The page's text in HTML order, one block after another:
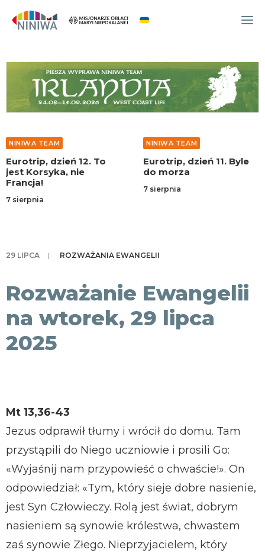
WYDARZENIA
O NAS
WSPÓLNOTA
NINIWA TEAM
FESTIWAL ŻYCIA
WOLONTARIAT
AKTUALNOŚCI
NINIWA TEAM
Eurotrip, dzień 12. To
jest Korsyka, nie
Francja!
7 sierpnia
NINIWA TEAM
Eurotrip, dzień 11. Byle
do morza
7 sierpnia
29 LIPCA | ROZWAŻANIA EWANGELII
Rozważanie Ewangelii
na wtorek, 29 lipca
2025
Mt 13,36-43
Jezus odprawił tłumy i wrócił do domu. Tam
przystąpili do Niego uczniowie i prosili Go:
«Wyjaśnij nam przypowieść o chwaście!». On
odpowiedział: «Tym, który sieje dobre nasienie,
jest Syn Człowieczy. Rolą jest świat, dobrym
nasieniem są synowie królestwa, chwastem
zaś synowie Złego. Nieprzyjacielem, który